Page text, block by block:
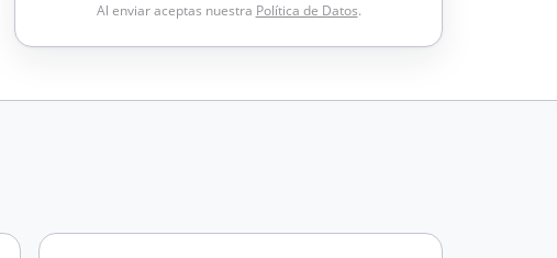
Al enviar aceptas nuestra Política de Datos.